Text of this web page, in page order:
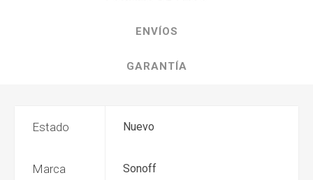
ENVÍOS
GARANTÍA
Estado Nuevo
Marca Sonoff